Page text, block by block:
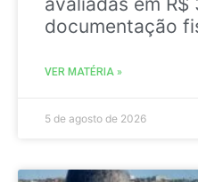
documentação
VER MATÉRIA »
5 de agosto de 2026